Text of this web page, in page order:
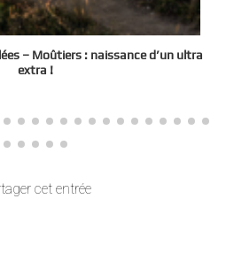
– Moûtiers : naissance d’un ultra
extra !
cet entrée